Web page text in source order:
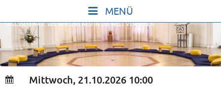
content
START
IN STILLE SEIN
SINGEN UND SCHWEIGEN
TAGESSEMINAR: WIE WIR UNS NEU IN DIE WELT VERLIEBEN
Mittwoch, 21.10.2026 10:00